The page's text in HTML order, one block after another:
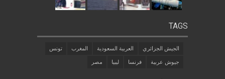
TAGS
الجيش الجزائري العربية السعودية المغرب تونس
جيوش عربية فرنسا ليبيا مصر